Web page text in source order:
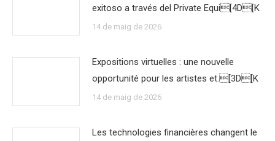
exitoso a través del Private Equi[4D[K
14 de maig de 2026
Expositions virtuelles : une nouvelle
opportunité pour les artistes et.[3D[K
14 de maig de 2026
Les technologies financières changent le